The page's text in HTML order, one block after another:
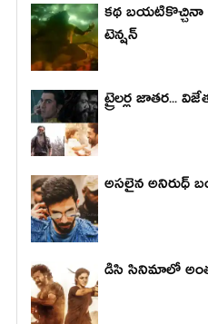
కథ
టెన్షన్
ట్రైలర్ల జాతర...
అసలైన అనిరుధ్
డిసి సినిమాలో